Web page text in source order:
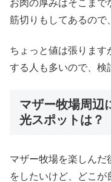
お肉の厚みはそこまで
筋切りもしてあるので
ちょっと値は張ります
する人も多いので、検
マザー牧場周辺
光スポットは？
マザー牧場を楽しん
をしたいけど、どこ